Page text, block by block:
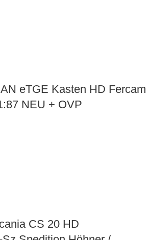
eTGE Kasten HD Fercam
NEU + OVP
CS 20 HD